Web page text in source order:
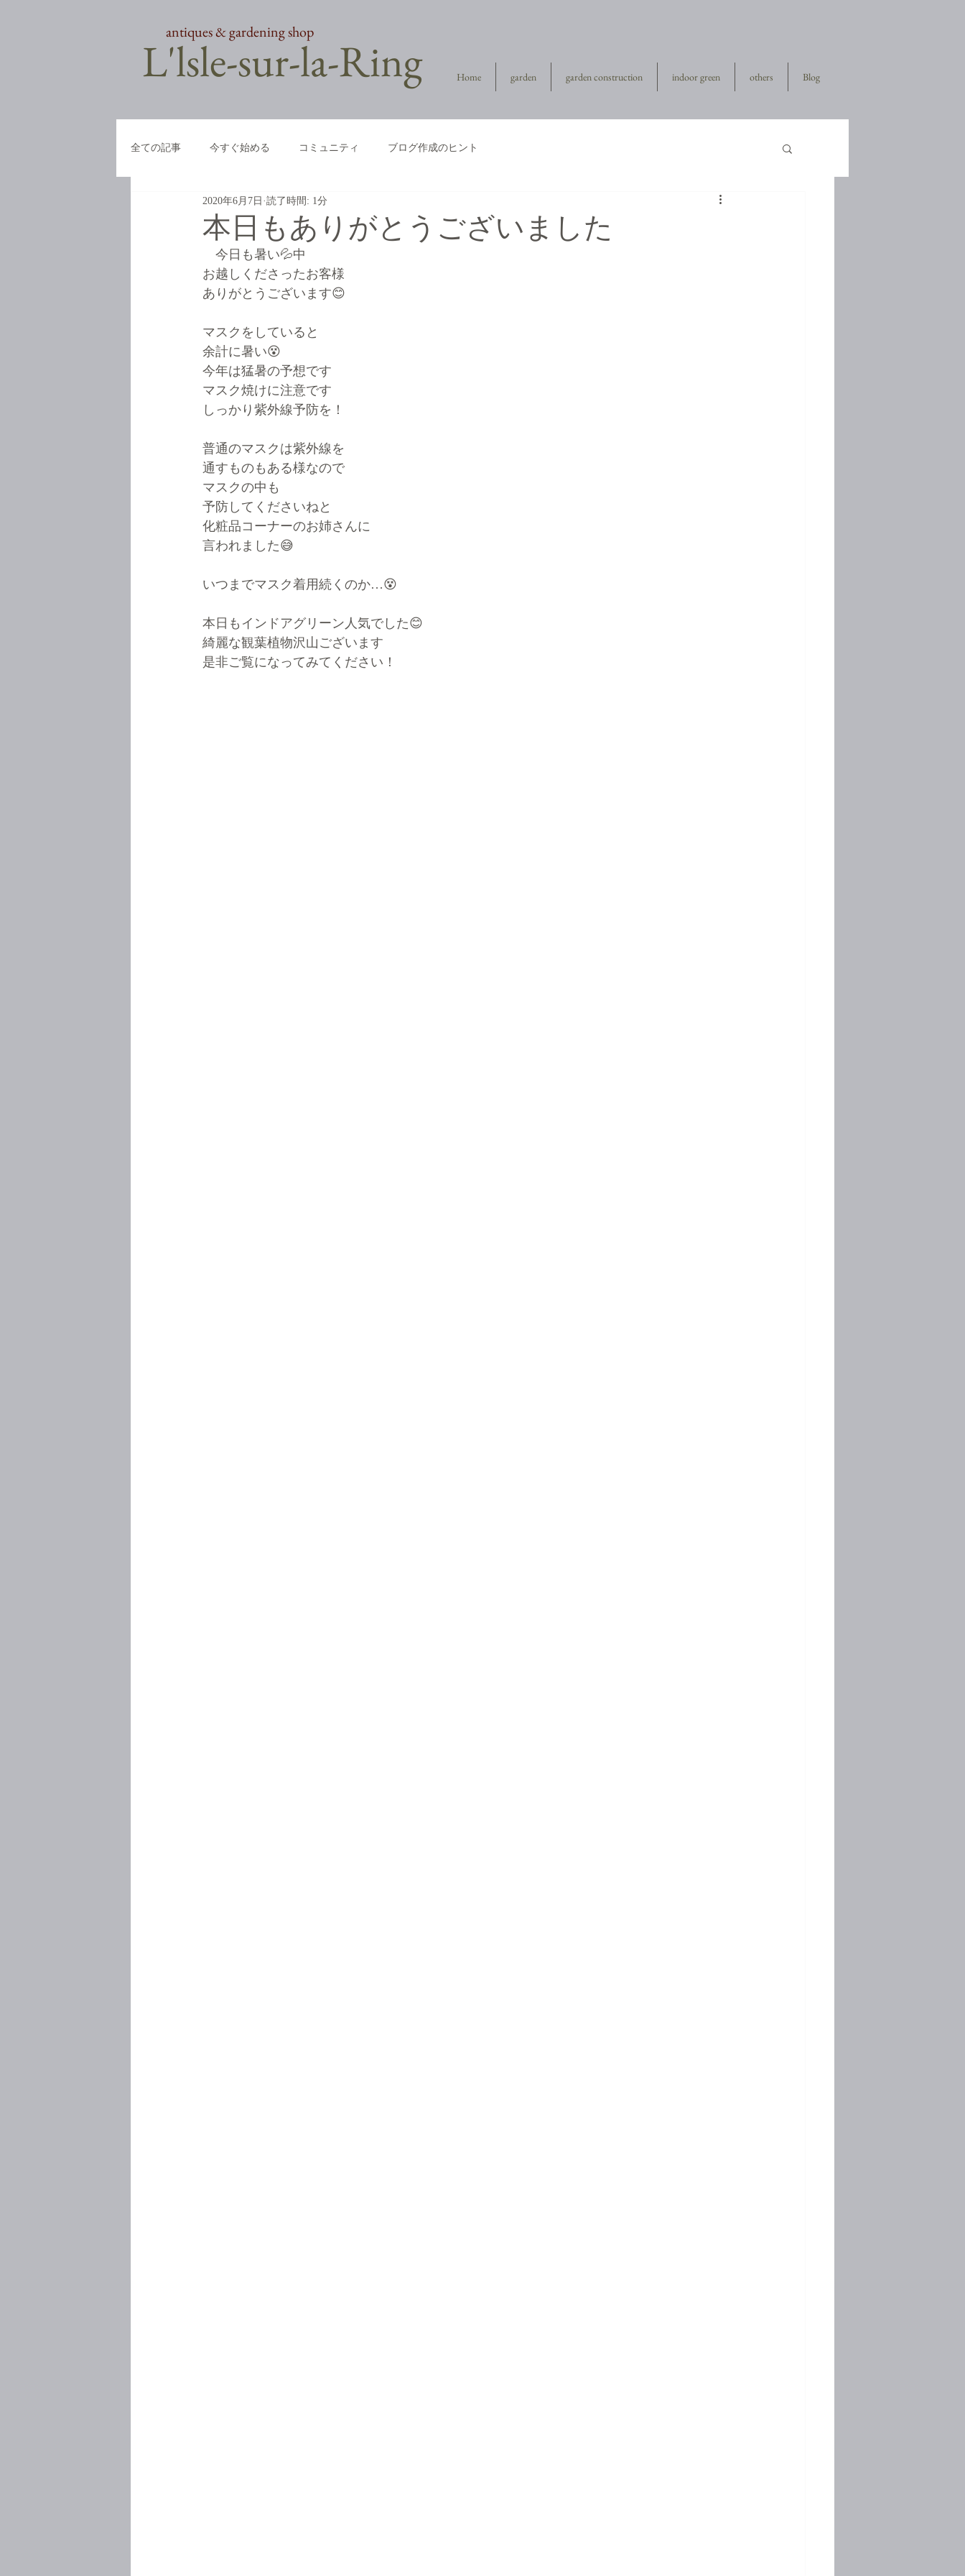
Home garden garden construction indoor green others Blog
​L'lsle-sur-la-Ring
antiques & gardening shop
全ての記事 今すぐ始める コミュニティ ブログ作成のヒント
本日もありがとうございました
2020年6月7日 読了時間: 1分
今日も暑い💦中
お越しくださったお客様
ありがとうございます😊
マスクをしていると
余計に暑い😵
今年は猛暑の予想です
マスク焼けに注意です
しっかり紫外線予防を！
普通のマスクは紫外線を
通すものもある様なので
マスクの中も
予防してくださいねと
化粧品コーナーのお姉さんに
言われました😅
いつまでマスク着用続くのか…😵
本日もインドアグリーン人気でした😊
綺麗な観葉植物沢山ございます
是非ご覧になってみてください！